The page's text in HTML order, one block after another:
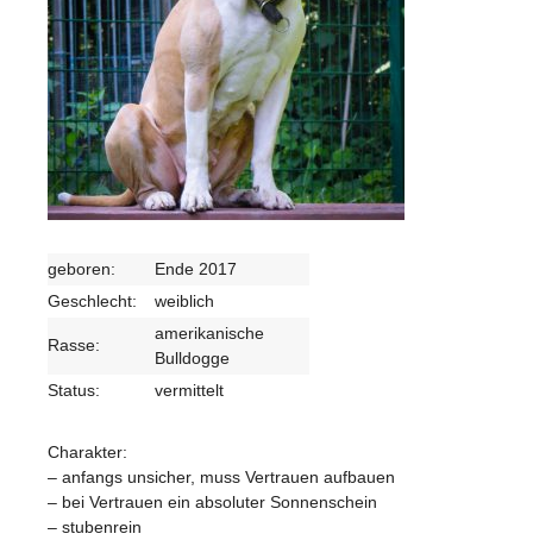
geboren:
Ende 2017
Geschlecht:
weiblich
Rasse:
amerikanische
Bulldogge
Status:
vermittelt
Charakter:
– anfangs unsicher, muss Vertrauen aufbauen
– bei Vertrauen ein absoluter Sonnenschein
– stubenrein